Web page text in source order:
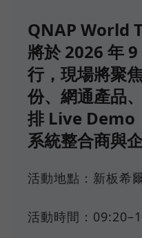
QNAP World
將於 2026 年
行，現場將聚
份、網通產品
排 Live Demo
系統整合商與
活動地點：新板希
活動時間：